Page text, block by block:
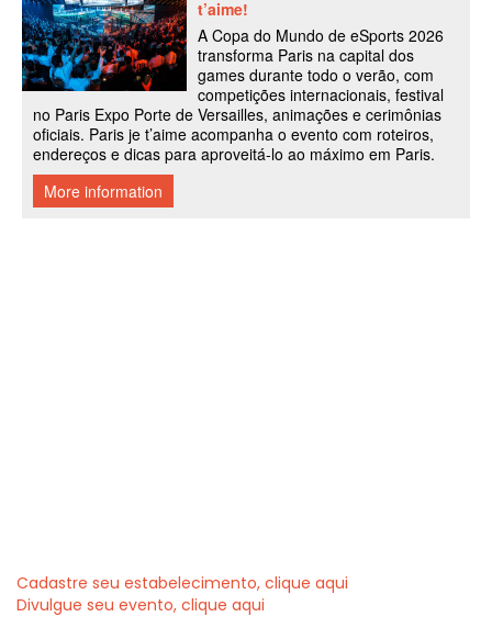
Cadastre seu estabelecimento, clique aqui
Divulgue seu evento, clique aqui